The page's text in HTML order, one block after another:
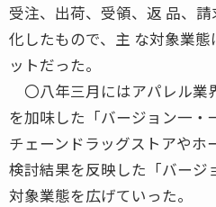
受注、出荷、受領、返 品、
化したもので、主 な対象業
ットだった。
〇八年三月にはアパレル業
を加味した「バージョン一・
チェーンドラッグストアやホ
検討結果を反映した「バージ
対象業態を広げていった。